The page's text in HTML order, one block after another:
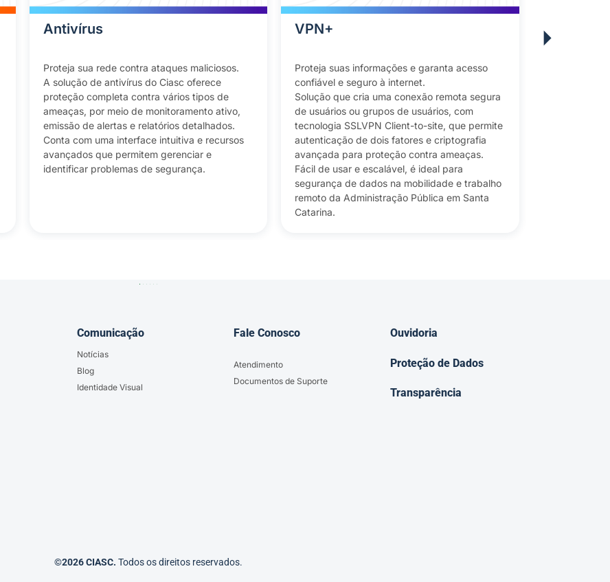
Antivírus
Proteja sua rede contra ataques maliciosos.
A solução de antivírus do Ciasc oferece
proteção completa contra vários tipos de
ameaças, por meio de monitoramento ativo,
emissão de alertas e relatórios detalhados.
Conta com uma interface intuitiva e recursos
avançados que permitem gerenciar e
identificar problemas de segurança.
VPN+
Proteja suas informações e garanta acesso
confiável e seguro à internet.
Solução que cria uma conexão remota segura
de usuários ou grupos de usuários, com
tecnologia SSLVPN Client-to-site, que permite
autenticação de dois fatores e criptografia
avançada para proteção contra ameaças.
Fácil de usar e escalável, é ideal para
segurança de dados na mobilidade e trabalho
remoto da Administração Pública em Santa
Catarina.
Firewall
Comunicação
Notícias
Blog
Identidade Visual
Fale Conosco
Atendimento
Documentos de Suporte
Ouvidoria
Proteção de Dados
Transparência
©2026 CIASC. Todos os direitos reservados.